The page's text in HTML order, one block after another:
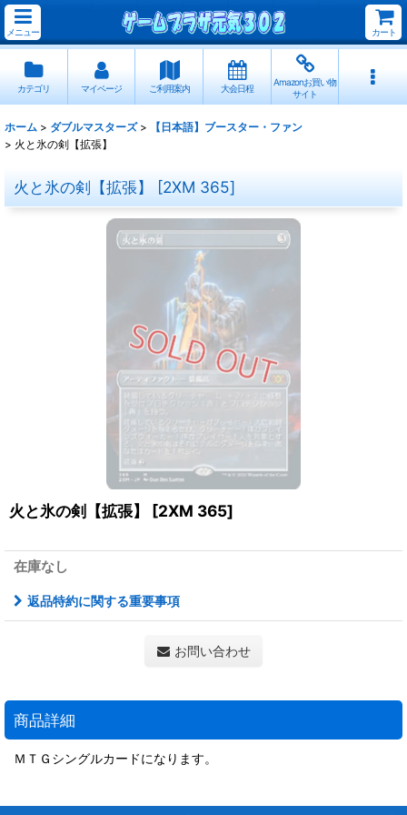
メニュー カート
カテゴリ マイページ ご利用案内 大会日程
Amazonお買い物
サイト
ホーム > ダブルマスターズ >
【日本語】ブースター・ファン
> 火と氷の剣【拡張】
火と氷の剣【拡張】 [2XM 365]
火と氷の剣【拡張】 [2XM 365]
在庫なし
返品特約に関する重要事項
お問い合わせ
商品詳細
ＭＴＧシングルカードになります。